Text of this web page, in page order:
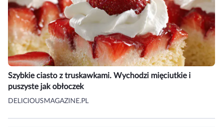
Szybkie ciasto z truskawkami. Wychodzi mięciutkie i
puszyste jak obłoczek
DELICIOUSMAGAZINE.PL